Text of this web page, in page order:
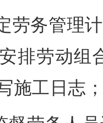
劳务管理
排劳动组
施工日志